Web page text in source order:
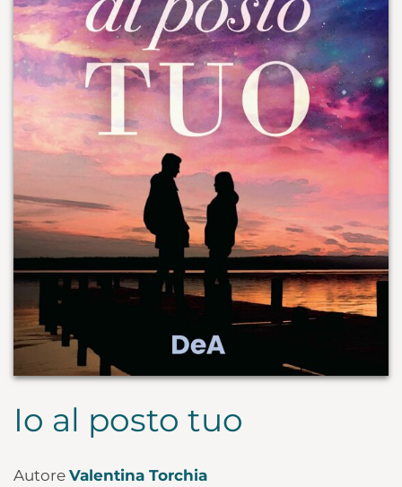
Io al posto tuo
Autore Valentina Torchia